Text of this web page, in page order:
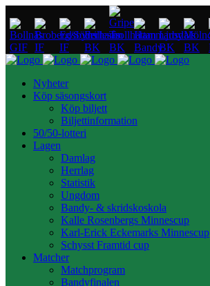
Nyheter
Köp säsongskort
Köp biljett
Biljettinformation
50/50-lotteri
Lagen
Damlag
Herrlag
Statistik
Ungdom
Bandy- & skridskoskola
Kalle Rosenbergs Minnescup
Karl-Erick Eckemarks Minnescup
Schysst Framtid cup
Matcher
Matchprogram
Bandyfinalen